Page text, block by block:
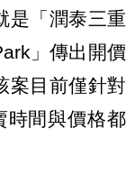
是「潤泰三重
」傳出開價
案目前僅針對
時間與價格都